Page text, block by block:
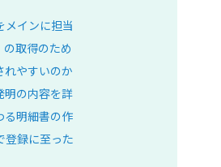
メインに担当
取得のため
れやすいのか
明の内容を詳
る明細書の作
登録に至った